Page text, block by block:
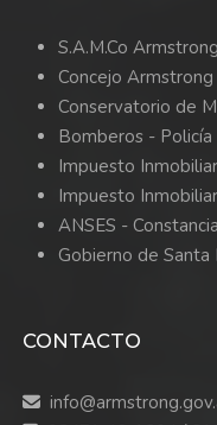
Juzgado de Faltas
S.A.M.Co Armstrong
Concejo Armstrong
Conservatorio de
Bomberos -
Impuesto
Impuesto
ANSES -
Gobierno de
CONTACTO